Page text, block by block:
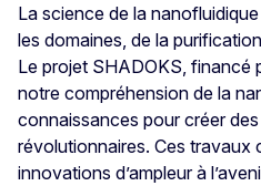
La science de la
les domaines, de la
Le projet SHADOKS, financé
notre compréhension de la
connaissances pour créer
révolutionnaires. Ces travaux
innovations d’ampleur à